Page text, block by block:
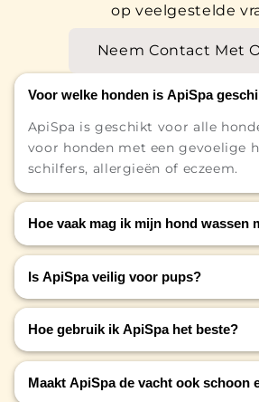
Voor welke honden is ApiSpa
ApiSpa is geschikt voor alle
voor honden met een gevoelige
schilfers, allergieën of eczeem.
Hoe vaak mag ik mijn hond wassen
Je kunt ApiSpa wekelijks
acute huidproblemen. Het is mild
regelmatig gebruik.
Is ApiSpa veilig voor pups?
Ja, ApiSpa is veilig voor puppy’s
oud.
Hoe gebruik ik ApiSpa het beste?
Maak de vacht nat, masseer de
(ook op de huid), laat 2–3
Maakt ApiSpa de vacht ook schoon
op veelgestelde
Neem Contact Met